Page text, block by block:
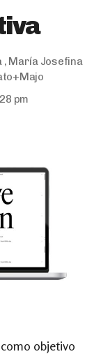
, María Josefina
pm
objetivo